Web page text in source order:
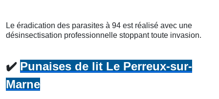
Le éradication des parasites à 94 est réalisé avec une
désinsectisation professionnelle stoppant toute invasion.
✔️ Punaises de lit Le Perreux-sur-
Marne